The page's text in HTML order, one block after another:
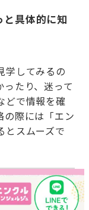
具体的に知
学してみるの
たり、迷って
どで情報を確
の際には「エン
とスムーズで